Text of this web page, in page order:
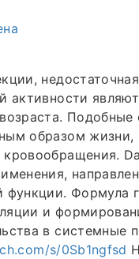
активности
Подобные
образом жизни,
функции. Формула
и
в системные
s/0Sb1ngfsd